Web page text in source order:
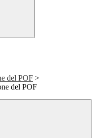
del POF >
del POF